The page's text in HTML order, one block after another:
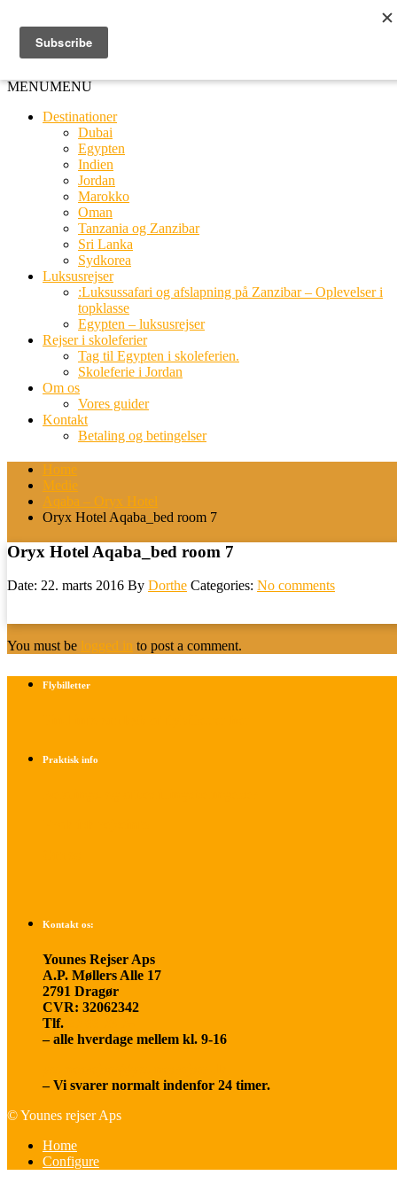
MENUMENU
Destinationer
Dubai
Egypten
Indien
Jordan
Marokko
Oman
Tanzania og Zanzibar
Sri Lanka
Sydkorea
Luksusrejser
:Luksussafari og afslapning på Zanzibar – Oplevelser i
topklasse
Egypten – luksusrejser
Rejser i skoleferier
Tag til Egypten i skoleferien.
Skoleferie i Jordan
Om os
Vores guider
Kontakt
Betaling og betingelser
Home
Medie
Aqaba – Oryx Hotel
Oryx Hotel Aqaba_bed room 7
Oryx Hotel Aqaba_bed room 7
Date: 22. marts 2016 By Dorthe Categories: No comments
You must be logged in to post a comment.
Flybilletter
Praktisk info
Kontakt os:
Younes Rejser Aps
A.P. Møllers Alle 17
2791 Dragør
CVR: 32062342
Tlf.
– alle hverdage mellem kl. 9-16
– Vi svarer normalt indenfor 24 timer.
© Younes rejser Aps
Home
Configure